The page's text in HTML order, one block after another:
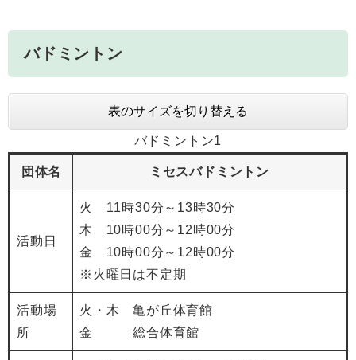
バドミントン
表のサイズを切り替える
バドミントン1
団体名 ミセスバドミントン
活動日
火 11時30分～13時30分
木 10時00分～12時00分
金 10時00分～12時00分
※火曜日は不定期
活動場
所
火・木 亀が丘体育館
金 総合体育館